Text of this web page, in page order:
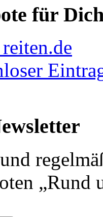
für
„Rund